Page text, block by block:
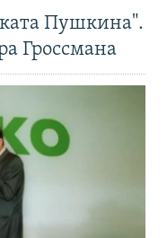
Пушкина".
Гроссмана